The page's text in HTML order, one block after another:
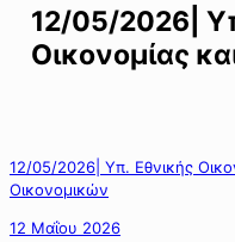
12/05/2026|
Οικονομίας
12/05/2026| Υπ. Εθνικής
Οικονομικών
12 Μαΐου 2026